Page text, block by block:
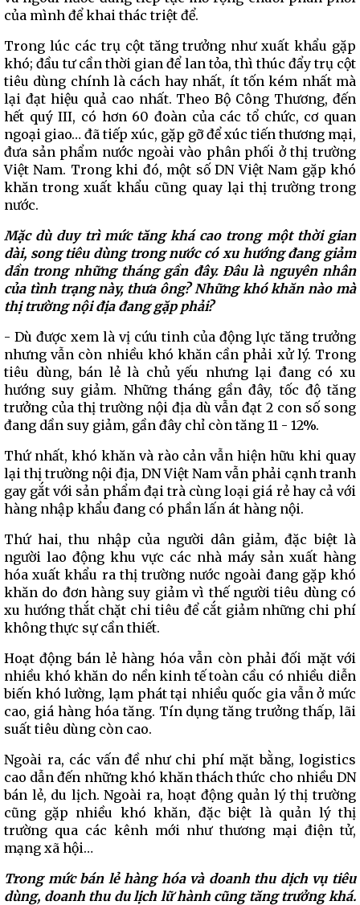
của mình để khai thác triệt để.
Trong lúc các trụ cột tăng trưởng như xuất khẩu gặp
khó; đầu tư cần thời gian để lan tỏa, thì thúc đẩy trụ cột
tiêu dùng chính là cách hay nhất, ít tốn kém nhất mà
lại đạt hiệu quả cao nhất. Theo Bộ Công Thương, đến
hết quý III, có hơn 60 đoàn của các tổ chức, cơ quan
ngoại giao… đã tiếp xúc, gặp gỡ để xúc tiến thương mại,
đưa sản phẩm nước ngoài vào phân phối ở thị trường
Việt Nam. Trong khi đó, một số DN Việt Nam gặp khó
khăn trong xuất khẩu cũng quay lại thị trường trong
nước.
Mặc dù duy trì mức tăng khá cao trong một thời gian
dài, song tiêu dùng trong nước có xu hướng đang giảm
dần trong những tháng gần đây. Đâu là nguyên nhân
của tình trạng này, thưa ông? Những khó khăn nào mà
thị trường nội địa đang gặp phải?
- Dù được xem là vị cứu tinh của động lực tăng trưởng
nhưng vẫn còn nhiều khó khăn cần phải xử lý. Trong
tiêu dùng, bán lẻ là chủ yếu nhưng lại đang có xu
hướng suy giảm. Những tháng gần đây, tốc độ tăng
trưởng của thị trường nội địa dù vẫn đạt 2 con số song
đang dần suy giảm, gần đây chỉ còn tăng 11 - 12%.
Thứ nhất, khó khăn và rào cản vẫn hiện hữu khi quay
lại thị trường nội địa, DN Việt Nam vẫn phải cạnh tranh
gay gắt với sản phẩm đại trà cùng loại giá rẻ hay cả với
hàng nhập khẩu đang có phần lấn át hàng nội.
Thứ hai, thu nhập của người dân giảm, đặc biệt là
người lao động khu vực các nhà máy sản xuất hàng
hóa xuất khẩu ra thị trường nước ngoài đang gặp khó
khăn do đơn hàng suy giảm vì thế người tiêu dùng có
xu hướng thắt chặt chi tiêu để cắt giảm những chi phí
không thực sự cần thiết.
Hoạt động bán lẻ hàng hóa vẫn còn phải đối mặt với
nhiều khó khăn do nền kinh tế toàn cầu có nhiều diễn
biến khó lường, lạm phát tại nhiều quốc gia vẫn ở mức
cao, giá hàng hóa tăng. Tín dụng tăng trưởng thấp, lãi
suất tiêu dùng còn cao.
Ngoài ra, các vấn đề như chi phí mặt bằng, logistics
cao dẫn đến những khó khăn thách thức cho nhiều DN
bán lẻ, du lịch. Ngoài ra, hoạt động quản lý thị trường
cũng gặp nhiều khó khăn, đặc biệt là quản lý thị
trường qua các kênh mới như thương mại điện tử,
mạng xã hội…
Trong mức bán lẻ hàng hóa và doanh thu dịch vụ tiêu
dùng, doanh thu du lịch lữ hành cũng tăng trưởng khá.